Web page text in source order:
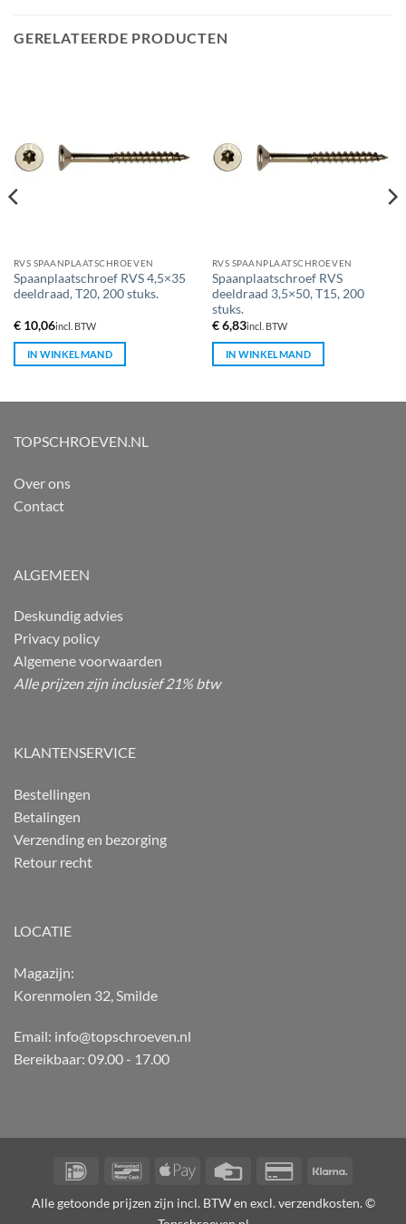
GERELATEERDE PRODUCTEN
RVS SPAANPLAATSCHROEVEN
Spaanplaatschroef RVS 4,5×35
deeldraad, T20, 200 stuks.
€10,06incl. BTW
IN WINKELMAND
RVS SPAANPLAATSCHROEVEN
Spaanplaatschroef RVS
deeldraad 3,5×50, T15, 200
stuks.
€6,83incl. BTW
IN WINKELMAND
TOPSCHROEVEN.NL
Over ons
Contact
ALGEMEEN
Deskundig advies
Privacy policy
Algemene voorwaarden
Alle prijzen zijn inclusief 21% btw
KLANTENSERVICE
Bestellingen
Betalingen
Verzending en bezorging
Retour recht
LOCATIE
Magazijn:
Korenmolen 32, Smilde
Email: info@topschroeven.nl
Bereikbaar: 09.00 - 17.00
IDeal BancontactApple
Credit
Credit
2
Alle getoonde prijzen zijn incl. BTW en excl. verzendkosten. ©